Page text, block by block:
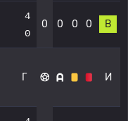
4
0
0 0 0 0 В
Г И